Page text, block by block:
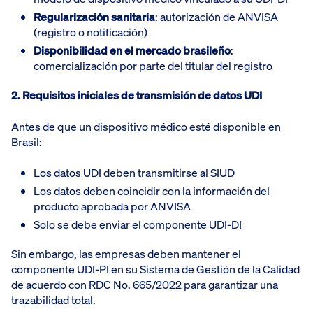
Regularización sanitaria: autorización de ANVISA
(registro o notificación)
Disponibilidad en el mercado brasileño:
comercialización por parte del titular del registro
2. Requisitos iniciales de transmisión de datos UDI
Antes de que un dispositivo médico esté disponible en
Brasil:
Los datos UDI deben transmitirse al SIUD
Los datos deben coincidir con la información del
producto aprobada por ANVISA
Solo se debe enviar el componente UDI-DI
Sin embargo, las empresas deben mantener el
componente UDI-PI en su Sistema de Gestión de la Calidad
de acuerdo con RDC No. 665/2022 para garantizar una
trazabilidad total.